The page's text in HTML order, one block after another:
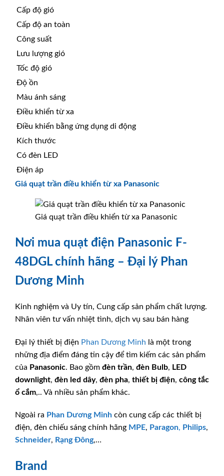
Cấp độ gió
Cấp độ an toàn
Công suất
Lưu lượng gió
Tốc độ gió
Độ ồn
Màu ánh sáng
Điều khiển từ xa
Điều khiển bằng ứng dụng di động
Kích thước
Có đèn LED
Điện áp
Giá quạt trần điều khiển từ xa Panasonic
Giá quạt trần điều khiển từ xa Panasonic
Nơi mua quạt điện Panasonic F-
48DGL chính hãng – Đại lý Phan
Dương Minh
Kinh nghiệm và Uy tín, Cung cấp sản phẩm chất lượng.
Nhân viên tư vấn nhiệt tình, dịch vụ sau bán hàng
Đại lý thiết bị điện Phan Dương Minh là một trong
những địa điểm đáng tin cậy để tìm kiếm các sản phẩm
của Panasonic. Bao gồm đèn trần, đèn Bulb, LED
downlight, đèn led dây, đèn pha, thiết bị điện, công tắc
ổ cắm,.. Và nhiều sản phẩm khác.
Ngoài ra Phan Dương Minh còn cung cấp các thiết bị
điện, đèn chiếu sáng chính hãng MPE, Paragon, Philips,
Schneider, Rạng Đông,…
Brand